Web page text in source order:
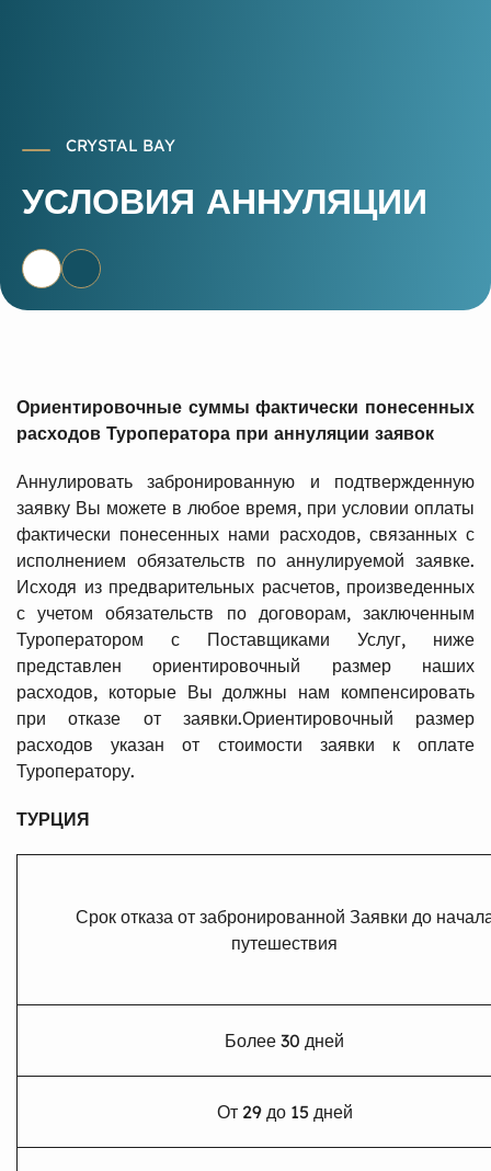
CRYSTAL BAY
УСЛОВИЯ АННУЛЯЦИИ
Ориентировочные суммы фактически понесенных
расходов Туроператора при аннуляции заявок
Аннулировать забронированную и подтвержденную
заявку Вы можете в любое время, при условии оплаты
фактически понесенных нами расходов, связанных с
исполнением обязательств по аннулируемой заявке.
Исходя из предварительных расчетов, произведенных
с учетом обязательств по договорам, заключенным
Туроператором с Поставщиками Услуг, ниже
представлен ориентировочный размер наших
расходов, которые Вы должны нам компенсировать
при отказе от заявки.Ориентировочный размер
расходов указан от стоимости заявки к оплате
Туроператору.
ТУРЦИЯ
Срок отказа от забронированной Заявки до
путешествия
Более 30 дней
От 29 до 15 дней